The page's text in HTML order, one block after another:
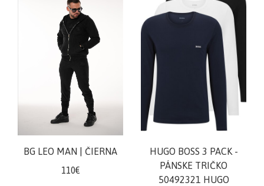
BG LEO MAN | ČIERNA
110€
HUGO BOSS 3 PACK -
PÁNSKE TRIČKO
50492321 HUGO